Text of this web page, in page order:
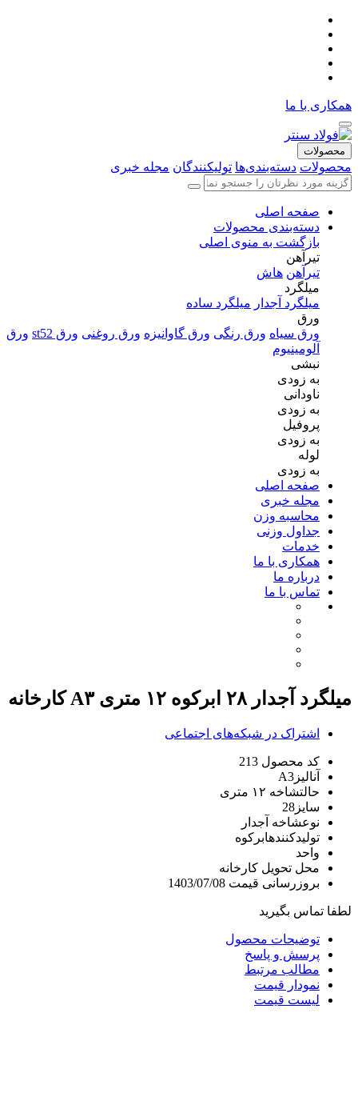
همکاری با ما
محصولات
محصولات دسته‌بندی‌ها تولیکنندگان مجله خبری
صفحه اصلی
دسته‌بندی محصولات
بازگشت به منوی اصلی
تیرآهن
تیرآهن هاش
میلگرد
میلگرد آجدار میلگرد ساده
ورق
ورق سیاه ورق رنگی ورق گاوانیزه ورق روغنی ورق st52
ورق
آلومینیوم
نبشی
به زودی
ناودانی
به زودی
پروفیل
به زودی
لوله
به زودی
صفحه اصلی
مجله خبری
محاسبه وزن
جداول وزنی
خدمات
همکاری با ما
درباره ما
تماس با ما
میلگرد آجدار ۲۸ ابرکوه ۱۲ متری A۳ کارخانه
اشتراک در شبکه‌های اجتماعی
کد محصول 213
آنالیز A3
حالتشاخه ۱۲ متری
سایز 28
نوعشاخه آجدار
تولیدکنندهابرکوه
واحد
محل تحویل کارخانه
بروزرسانی قیمت 1403/07/08
لطفا تماس بگیرید
توضیحات محصول
پرسش و پاسخ
مطالب مرتبط
نمودار قیمت
لیست قیمت